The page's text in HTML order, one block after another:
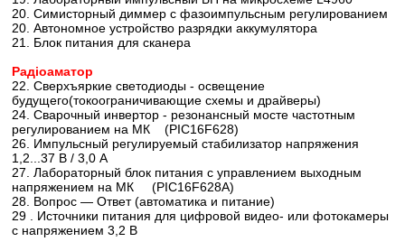
20. Симисторный диммер с фазоимпульсным регулированием
20. Автономное устройство разрядки аккумулятора
21. Блок питания для сканера
Радiоаматор
22. Сверхъяркие светодиоды - освещение
будущего(токоограничивающие схемы и драйверы)
24. Сварочный инвертор - резонансный мосте частотным
регулированием на МК (PIC16F628)
26. Импульсный регулируемый стабилизатор напряжения
1,2...37 В / 3,0 А
27. Лабораторный блок питания с управлением выходным
напряжением на МК (PIC16F628A)
28. Вопрос — Ответ (автоматика и питание)
29 . Источники питания для цифровой видео- или фотокамеры
с напряжением 3,2 В